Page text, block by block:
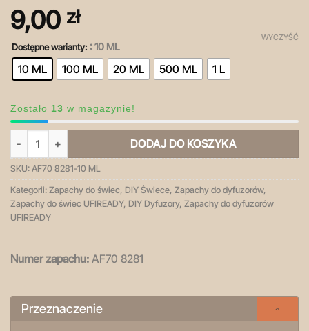
9,00 zł
Dostępne warianty: : 10 ML
10 ML 100 ML 20 ML 500 ML 1 L
WYCZYŚĆ
Zostało 13 w magazynie!
ilość Timber Rain - olejek zapachowy
DODAJ DO KOSZYKA
SKU: AF70 8281-10 ML
Kategorii: Zapachy do świec, DIY Świece, Zapachy do dyfuzorów,
Zapachy do świec UFIREADY, DIY Dyfuzory, Zapachy do dyfuzorów
UFIREADY
Numer zapachu: AF70 8281
Przeznaczenie